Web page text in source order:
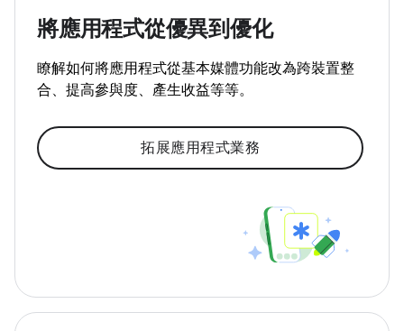
將應用程式從優異到優化
瞭解如何將應用程式從基本媒體功能改為跨裝置整
合、提高參與度、產生收益等等。
拓展應用程式業務